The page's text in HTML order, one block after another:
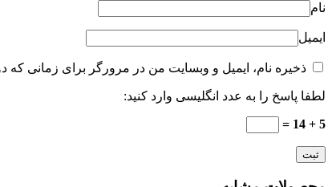
نام
ایمیل
ذخیره نام، ایمیل و وبسایت من در مرورگر برای زمانی که
لطفا پاسخ را به عدد انگلیسی وارد کنید:
5 + 14 =